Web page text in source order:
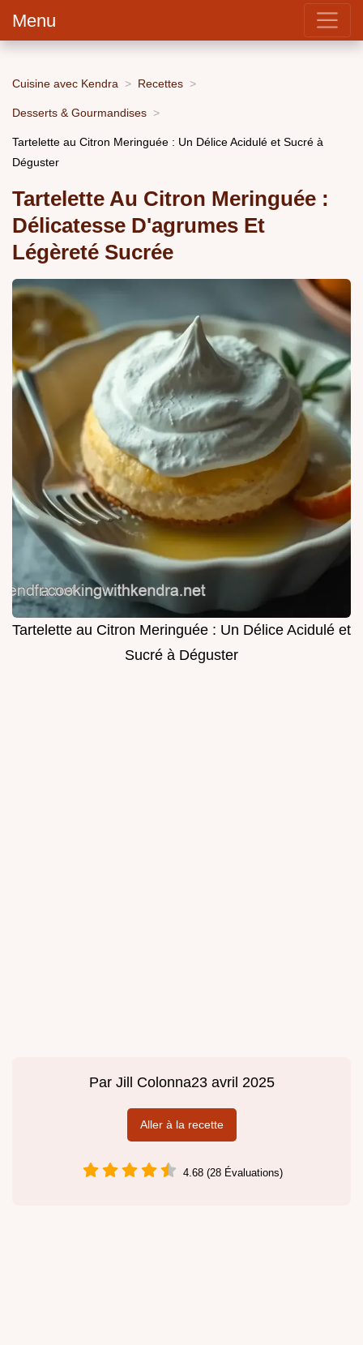
Menu
Cuisine avec Kendra Recettes
Desserts & Gourmandises
Tartelette au Citron Meringuée : Un Délice Acidulé et Sucré à
Déguster
Tartelette Au Citron Meringuée :
Délicatesse D'agrumes Et
Légèreté Sucrée
Tartelette au Citron Meringuée : Un Délice Acidulé et
Sucré à Déguster
Par Jill Colonna23 avril 2025
Aller à la recette
4.68 (28 Évaluations)